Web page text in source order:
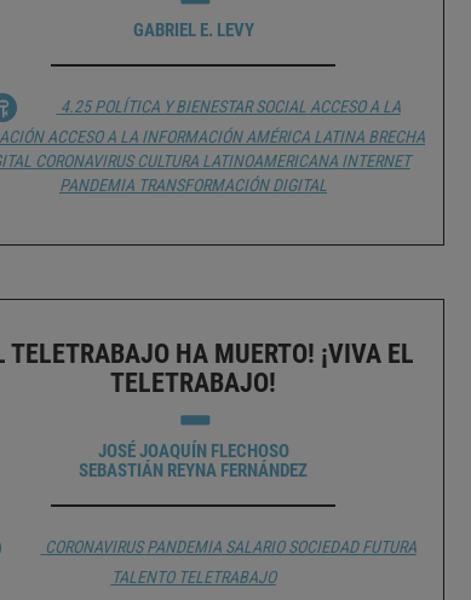
GABRIEL E. LEVY
4.25 POLÍTICA Y BIENESTAR SOCIAL ACCESO A LA
ACCESO A LA INFORMACIÓN AMÉRICA LATINA BRECHA
CORONAVIRUS CULTURA LATINOAMERICANA INTERNET
PANDEMIA TRANSFORMACIÓN DIGITAL
TELETRABAJO HA MUERTO! ¡VIVA EL
TELETRABAJO!
JOSÉ JOAQUÍN FLECHOSO
SEBASTIÁN REYNA FERNÁNDEZ
CORONAVIRUS PANDEMIA SALARIO SOCIEDAD FUTURA
TALENTO TELETRABAJO